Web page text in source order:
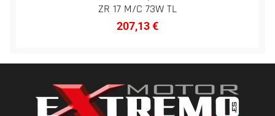
ZR 17 M/C 73W TL
207,13€